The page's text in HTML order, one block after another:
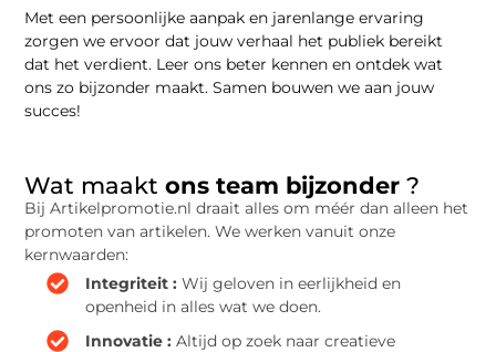
Met een persoonlijke aanpak en jarenlange ervaring
zorgen we ervoor dat jouw verhaal het publiek bereikt
dat het verdient. Leer ons beter kennen en ontdek wat
ons zo bijzonder maakt. Samen bouwen we aan jouw
succes!
Wat maaktons team bijzonder?
Bij Artikelpromotie.nl draait alles om méér dan alleen het
promoten van artikelen. We werken vanuit onze
kernwaarden:
Integriteit :Wij geloven in eerlijkheid en
openheid in alles wat we doen.
Innovatie :Altijd op zoek naar creatieve